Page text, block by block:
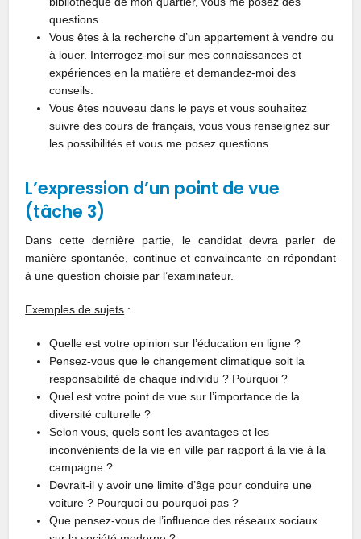
questions.
Vous êtes à la recherche d’un appartement à vendre ou
à louer. Interrogez-moi sur mes connaissances et
expériences en la matière et demandez-moi des
conseils.
Vous êtes nouveau dans le pays et vous souhaitez
suivre des cours de français, vous vous renseignez sur
les possibilités et vous me posez questions.
L’expression d’un point de vue
(tâche 3)
Dans cette dernière partie, le candidat devra parler de
manière spontanée, continue et convaincante en répondant
à une question choisie par l’examinateur.
Exemples de sujets :
Quelle est votre opinion sur l’éducation en ligne ?
Pensez-vous que le changement climatique soit la
responsabilité de chaque individu ? Pourquoi ?
Quel est votre point de vue sur l’importance de la
diversité culturelle ?
Selon vous, quels sont les avantages et les
inconvénients de la vie en ville par rapport à la vie à la
campagne ?
Devrait-il y avoir une limite d’âge pour conduire une
voiture ? Pourquoi ou pourquoi pas ?
Que pensez-vous de l’influence des réseaux sociaux